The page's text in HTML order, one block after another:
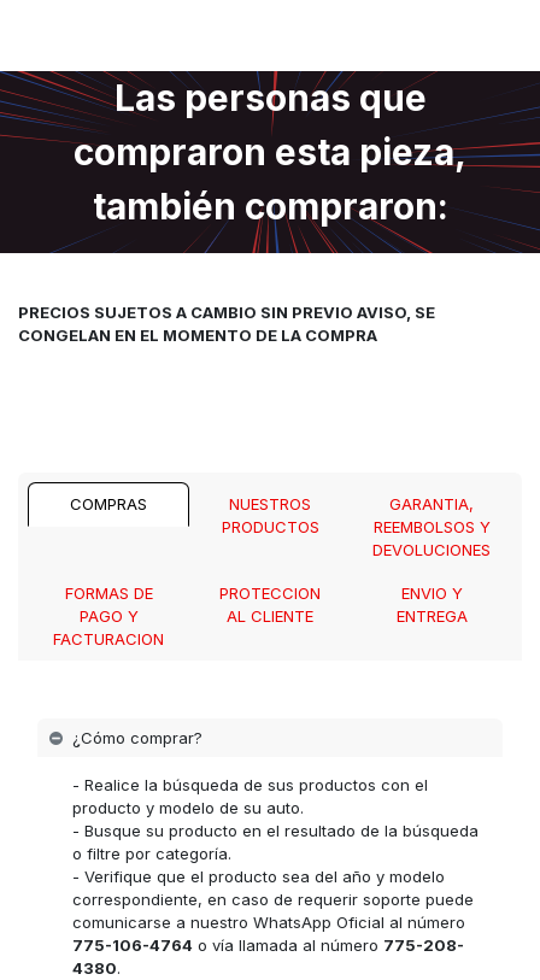
Las personas que
compraron esta pieza,
también compraron:
PRECIOS SUJETOS A CAMBIO SIN PREVIO AVISO, SE
CONGELAN EN EL MOMENTO DE LA COMPRA
COMPRAS
NUESTROS
PRODUCTOS
GARANTIA,
REEMBOLSOS Y
DEVOLUCIONES
FORMAS DE
PAGO Y
FACTURACION
PROTECCION
AL CLIENTE
ENVIO Y
ENTREGA
¿Cómo comprar?
- Realice la búsqueda de sus productos con el
producto y modelo de su auto.
- Busque su producto en el resultado de la búsqueda
o filtre por categoría.
- Verifique que el producto sea del año y modelo
correspondiente, en caso de requerir soporte puede
comunicarse a nuestro WhatsApp Oficial al número
775-106-4764 o vía llamada al número 775-208-
4380.